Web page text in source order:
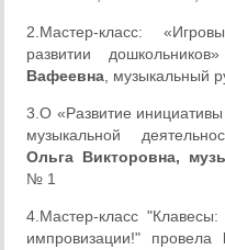
2.Мастер-класс:
развитии
Вафеевна , музыкальный
3.О «Развитие
музыкальной
Ольга Викторовна,
№ 1
4.Мастер-класс
импровизации!" провела